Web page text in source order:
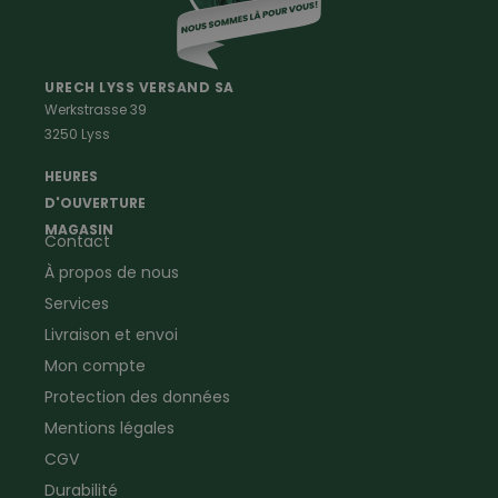
Vetements Outdoor Femmes
Vêtements de peintre
Vêtements de menuisier
Vêtements d'ouvrier
Ramoneur
Vêtements de signalisation
Jardinage
Plombier
Electricien
Vêtements d'entreprise
URECH LYSS VERSAND SA
Werkstrasse 39
3250 Lyss
HEURES
D'OUVERTURE
MAGASIN
Contact
À propos de nous
Services
Livraison et envoi
Mon compte
Protection des données
Mentions légales
CGV
Durabilité